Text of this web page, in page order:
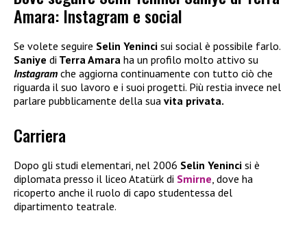
Amara: Instagram e social
Se volete seguire Selin Yeninci sui social è possibile farlo.
Saniye di Terra Amara ha un profilo molto attivo su
Instagram che aggiorna continuamente con tutto ciò che
riguarda il suo lavoro e i suoi progetti. Più restia invece nel
parlare pubblicamente della sua vita privata.
Carriera
Dopo gli studi elementari, nel 2006 Selin Yeninci si è
diplomata presso il liceo Atatürk di Smirne , dove ha
ricoperto anche il ruolo di capo studentessa del
dipartimento teatrale.